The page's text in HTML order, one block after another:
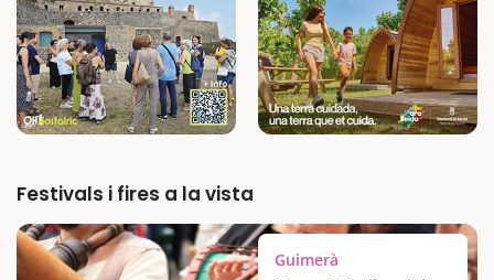
Festivals i fires a la vista
Guimerà